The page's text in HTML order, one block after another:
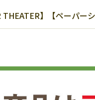
THEATER】【ペーパ